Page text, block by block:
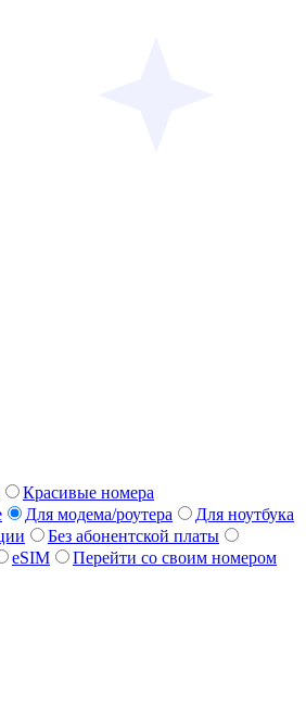
Красивые номера
Для модема/роутера
Для ноутбука
Без абонентской платы
eSIM Перейти со своим номером